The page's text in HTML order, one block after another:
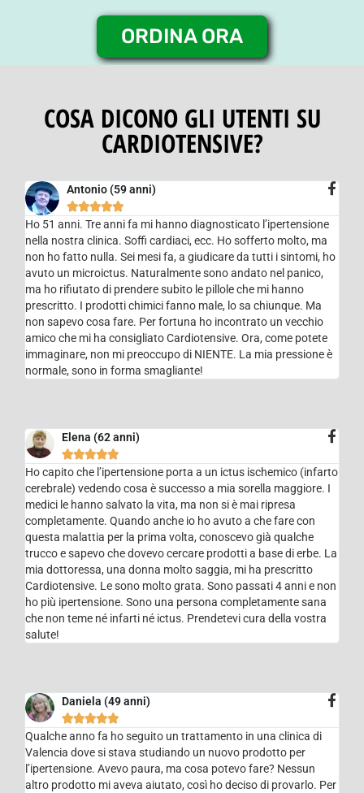
ORDINA ORA
COSA DICONO GLI UTENTI SU
CARDIOTENSIVE?
Antonio (59 anni)

Ho 51 anni. Tre anni fa mi hanno diagnosticato l’ipertensione
nella nostra clinica. Soffi cardiaci, ecc. Ho sofferto molto, ma
non ho fatto nulla. Sei mesi fa, a giudicare da tutti i sintomi, ho
avuto un microictus. Naturalmente sono andato nel panico,
ma ho rifiutato di prendere subito le pillole che mi hanno
prescritto. I prodotti chimici fanno male, lo sa chiunque. Ma
non sapevo cosa fare. Per fortuna ho incontrato un vecchio
amico che mi ha consigliato Cardiotensive. Ora, come potete
immaginare, non mi preoccupo di NIENTE. La mia pressione è
normale, sono in forma smagliante!
Elena (62 anni)

Ho capito che l’ipertensione porta a un ictus ischemico (infarto
cerebrale) vedendo cosa è successo a mia sorella maggiore. I
medici le hanno salvato la vita, ma non si è mai ripresa
completamente. Quando anche io ho avuto a che fare con
questa malattia per la prima volta, conoscevo già qualche
trucco e sapevo che dovevo cercare prodotti a base di erbe. La
mia dottoressa, una donna molto saggia, mi ha prescritto
Cardiotensive. Le sono molto grata. Sono passati 4 anni e non
ho più ipertensione. Sono una persona completamente sana
che non teme né infarti né ictus. Prendetevi cura della vostra
salute!
Daniela (49 anni)

Qualche anno fa ho seguito un trattamento in una clinica di
Valencia dove si stava studiando un nuovo prodotto per
l’ipertensione. Avevo paura, ma cosa potevo fare? Nessun
altro prodotto mi aveva aiutato, così ho deciso di provarlo. Per